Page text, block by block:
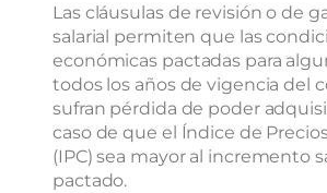
Las cláusulas de revisión o de
salarial permiten que las
económicas pactadas para
todos los años de vigencia del
sufran pérdida de poder
caso de que el Índice de
(IPC) sea mayor al incremento
pactado.